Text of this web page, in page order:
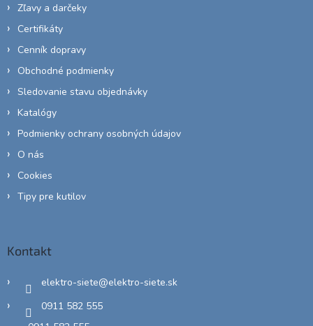
Zľavy a darčeky
Certifikáty
Cenník dopravy
Obchodné podmienky
Sledovanie stavu objednávky
Katalógy
Podmienky ochrany osobných údajov
O nás
Cookies
Tipy pre kutilov
Kontakt
elektro-siete@elektro-siete.sk
0911 582 555